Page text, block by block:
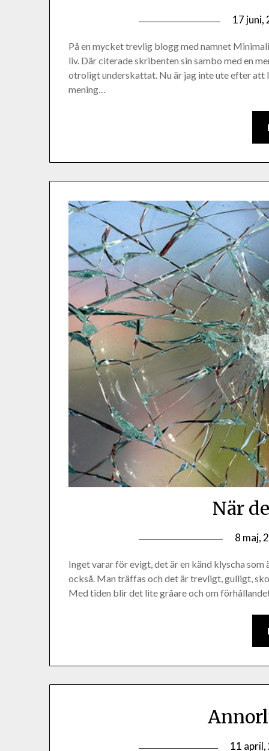
17 juni,
På en mycket trevlig blogg med namnet
liv. Där citerade skribenten sin sambo med en
otroligt underskattat. Nu är jag inte ute efter att
mening…
När
8 maj,
Inget varar för evigt, det är en känd klyscha
också. Man träffas och det är trevligt, gulligt,
Med tiden blir det lite gråare och om
11